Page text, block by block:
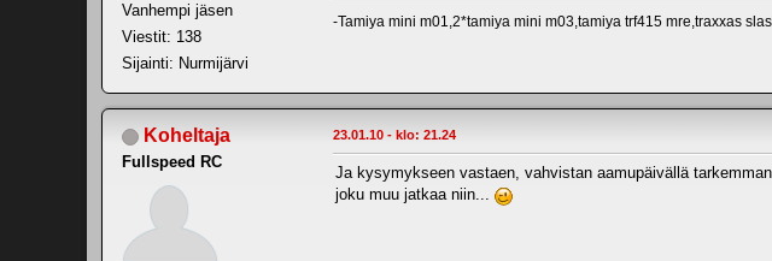
Vanhempi jäsen
Viestit: 138
Sijainti: Nurmijärvi
-Tamiya mini m01,2*tamiya mini m03,tamiya trf415 mre,traxxas
Koheltaja
Fullspeed RC
23.01.10 - klo: 21.24
Ja kysymykseen vastaen, vahvistan aamupäivällä
joku muu jatkaa niin...